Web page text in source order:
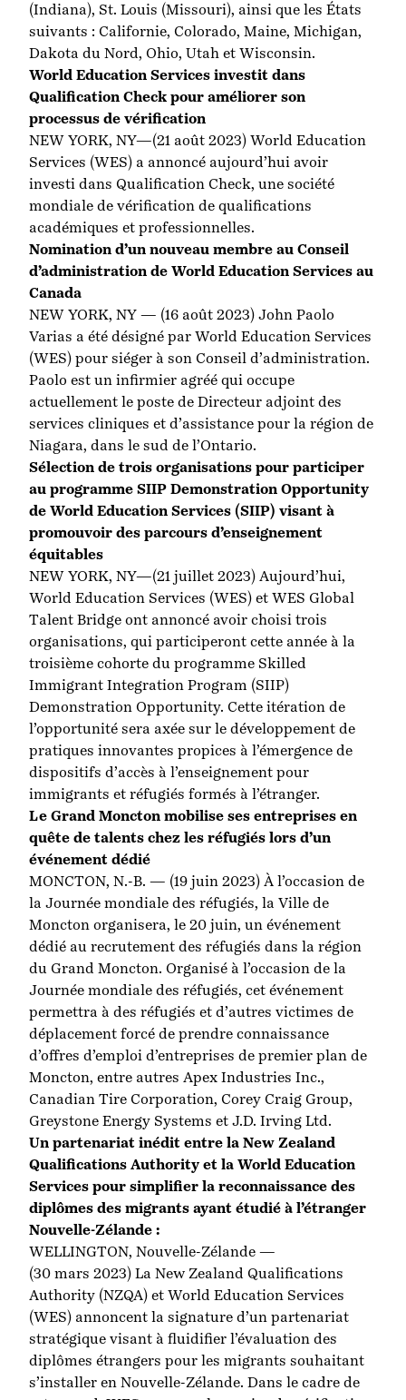
(Indiana), St. Louis (Missouri), ainsi que les États
suivants : Californie, Colorado, Maine, Michigan,
Dakota du Nord, Ohio, Utah et Wisconsin.
World Education Services investit dans
Qualification Check pour améliorer son
processus de vérification
NEW YORK, NY—(21 août 2023) World Education
Services (WES) a annoncé aujourd’hui avoir
investi dans Qualification Check, une société
mondiale de vérification de qualifications
académiques et professionnelles.
Nomination d’un nouveau membre au Conseil
d’administration de World Education Services au
Canada
NEW YORK, NY — (16 août 2023) John Paolo
Varias a été désigné par World Education Services
(WES) pour siéger à son Conseil d’administration.
Paolo est un infirmier agréé qui occupe
actuellement le poste de Directeur adjoint des
services cliniques et d’assistance pour la région de
Niagara, dans le sud de l’Ontario.
Sélection de trois organisations pour participer
au programme SIIP Demonstration Opportunity
de World Education Services (SIIP) visant à
promouvoir des parcours d’enseignement
équitables
NEW YORK, NY—(21 juillet 2023) Aujourd’hui,
World Education Services (WES) et WES Global
Talent Bridge ont annoncé avoir choisi trois
organisations, qui participeront cette année à la
troisième cohorte du programme Skilled
Immigrant Integration Program (SIIP)
Demonstration Opportunity. Cette itération de
l’opportunité sera axée sur le développement de
pratiques innovantes propices à l’émergence de
dispositifs d’accès à l’enseignement pour
immigrants et réfugiés formés à l’étranger.
Le Grand Moncton mobilise ses entreprises en
quête de talents chez les réfugiés lors d’un
événement dédié
MONCTON, N.-B. — (19 juin 2023) À l’occasion de
la Journée mondiale des réfugiés, la Ville de
Moncton organisera, le 20 juin, un événement
dédié au recrutement des réfugiés dans la région
du Grand Moncton. Organisé à l’occasion de la
Journée mondiale des réfugiés, cet événement
permettra à des réfugiés et d’autres victimes de
déplacement forcé de prendre connaissance
d’offres d’emploi d’entreprises de premier plan de
Moncton, entre autres Apex Industries Inc.,
Canadian Tire Corporation, Corey Craig Group,
Greystone Energy Systems et J.D. Irving Ltd.
Un partenariat inédit entre la New Zealand
Qualifications Authority et la World Education
Services pour simplifier la reconnaissance des
diplômes des migrants ayant étudié à l’étranger
Nouvelle-Zélande :
WELLINGTON, Nouvelle-Zélande —
(30 mars 2023) La New Zealand Qualifications
Authority (NZQA) et World Education Services
(WES) annoncent la signature d’un partenariat
stratégique visant à fluidifier l’évaluation des
diplômes étrangers pour les migrants souhaitant
s’installer en Nouvelle-Zélande. Dans le cadre de